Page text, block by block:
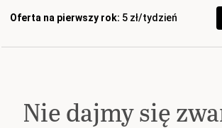
Oferta na pierwszy rok: 5 zł/tydzień
Nie dajmy się